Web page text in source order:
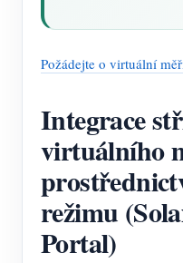
Požádejte o virtuální
Integrace
virtuálního
režimu
Portal)